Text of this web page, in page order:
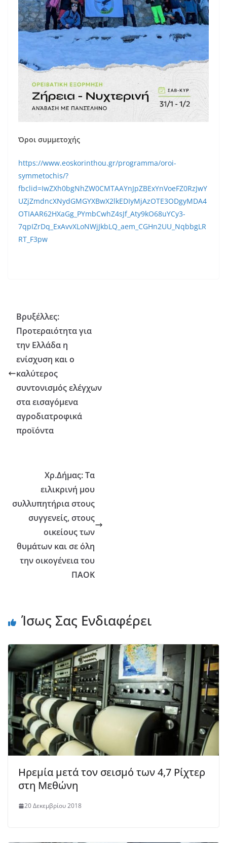
Όροι συμμετοχής
https://www.eoskorinthou.gr/programma/oroi-
symmetochis/?
fbclid=IwZXh0bgNhZW0CMTAAYnJpZBExYnVoeFZ0RzJwY
UZjZmdncXNydGMGYXBwX2lkEDIyMjAzOTE3ODgyMDA4
OTIAAR62HXaGg_PYmbCwhZ4sJf_Aty9kO68uYCy3-
7qpIZrDq_ExAvvXLoNWjJkbLQ_aem_CGHn2UU_NqbbgLR
RT_F3pw
Βρυξέλλες:
Προτεραιότητα για
την Ελλάδα η
ενίσχυση και ο
καλύτερος
συντονισμός ελέγχων
στα εισαγόμενα
αγροδιατροφικά
προϊόντα
Χρ.Δήμας: Τα
ειλικρινή μου
συλλυπητήρια στους
συγγενείς, στους
οικείους των
θυμάτων και σε όλη
την οικογένεια του
ΠΑΟΚ
Ίσως Σας Ενδιαφέρει
Ηρεμία μετά τον σεισμό των 4,7 Ρίχτερ
στη Μεθώνη
20 Δεκεμβρίου 2018